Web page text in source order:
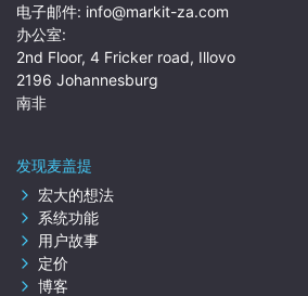
电子邮件: info@markit-za.com
办公室:
2nd Floor, 4 Fricker road, Illovo
2196 Johannesburg
南非
发现麦盖提
宏大的想法
系统功能
用户故事
定价
博客